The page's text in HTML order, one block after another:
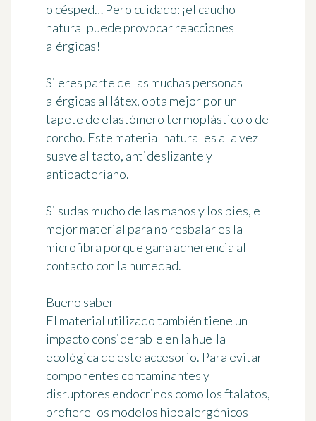
o césped… Pero cuidado: ¡el caucho
natural puede provocar reacciones
alérgicas!
Si eres parte de las muchas personas
alérgicas al látex, opta mejor por un
tapete de elastómero termoplástico o de
corcho. Este material natural es a la vez
suave al tacto, antideslizante y
antibacteriano.
Si sudas mucho de las manos y los pies, el
mejor material para no resbalar es la
microfibra porque gana adherencia al
contacto con la humedad.
Bueno saber
El material utilizado también tiene un
impacto considerable en la huella
ecológica de este accesorio. Para evitar
componentes contaminantes y
disruptores endocrinos como los ftalatos,
prefiere los modelos hipoalergénicos